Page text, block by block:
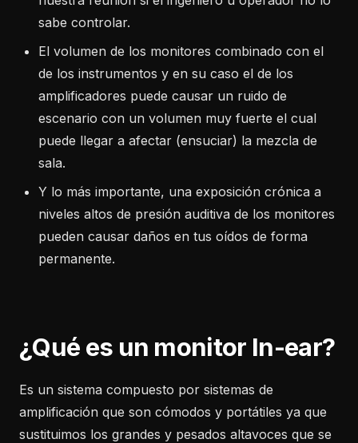
sabe controlar.
El volumen de los monitores combinado con el
de los instrumentos y en su caso el de los
amplificadores puede causar un ruido de
escenario con un volumen muy fuerte el cual
puede llegar a afectar (ensuciar) la mezcla de
sala.
Y lo más importante, una exposición crónica a
niveles altos de presión auditiva de los monitores
pueden causar daños en tus oídos de forma
permanente.
¿Qué es un monitor In-ear?
Es un sistema compuesto por sistemas de
amplificación que son cómodos y portátiles ya que
sustituimos los grandes y pesados altavoces que se